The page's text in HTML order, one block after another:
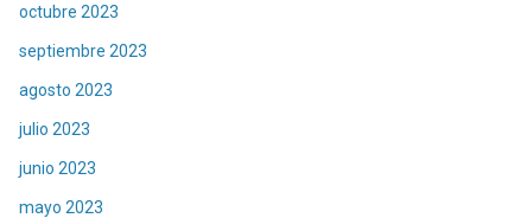
octubre 2023
septiembre 2023
agosto 2023
julio 2023
junio 2023
mayo 2023